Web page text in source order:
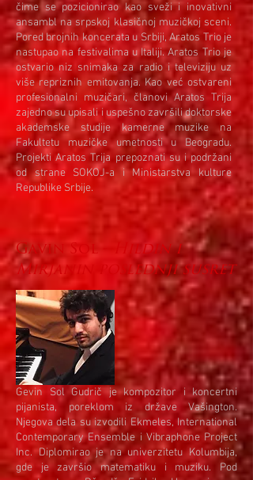
čime se pozicionirao kao sveži i inovativni
ansambl na srpskoj klasičnoj muzičkoj sceni.
Pored brojnih koncerata u Srbiji, Aratos Trio je
nastupao na festivalima u Italiji. Aratos Trio je
ostvario niz snimaka za radio i televiziju uz
više repriznih emitovanja. Kao već ostvareni
profesionalni muzičari, članovi Aratos Trija
zajedno su upisali i uspešno završili doktorske
akademske studije kamerne muzike na
Fakultetu muzičke umetnosti u Beogradu.
Projekti Aratos Trija prepoznati su i podržani
od strane SOKOJ-a i Ministarstva kulture
Republike Srbije.
Gavin Sol -
Hildin i
Mirjanin poslednji susret
Gevin Sol Gudrič je kompozitor i koncertni
pijanista, poreklom iz države Vašington.
Njegova dela su izvodili Ekmeles, International
Contemporary Ensemble i Vibraphone Project
Inc. Diplomirao je na univerzitetu Kolumbija,
gde je završio matematiku i muziku. Pod